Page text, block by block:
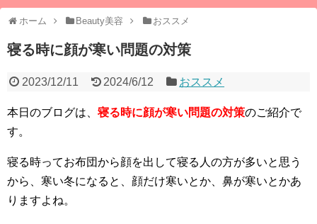
ホーム Beauty美容 おススメ
寝る時に顔が寒い問題の対策
2023/12/11 2024/6/12 おススメ
本日のブログは、 寝る時に顔が寒い問題の対策のご紹介で
す。
寝る時ってお布団から顔を出して寝る人の方が多いと思う
から、寒い冬になると、顔だけ寒いとか、鼻が寒いとかあ
りますよね。